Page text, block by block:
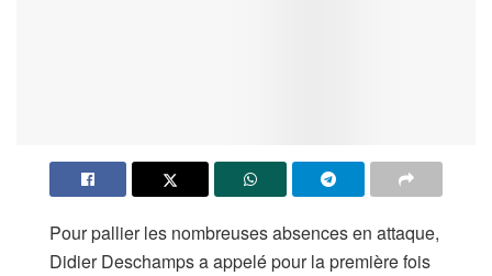
Pour pallier les nombreuses absences en attaque,
Didier Deschamps a appelé pour la première fois